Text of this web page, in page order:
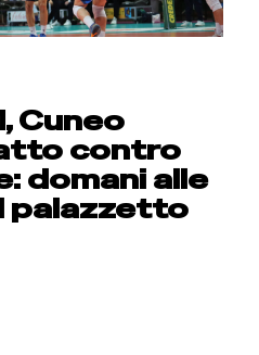
Cuneo
contro
domani alle
palazzetto